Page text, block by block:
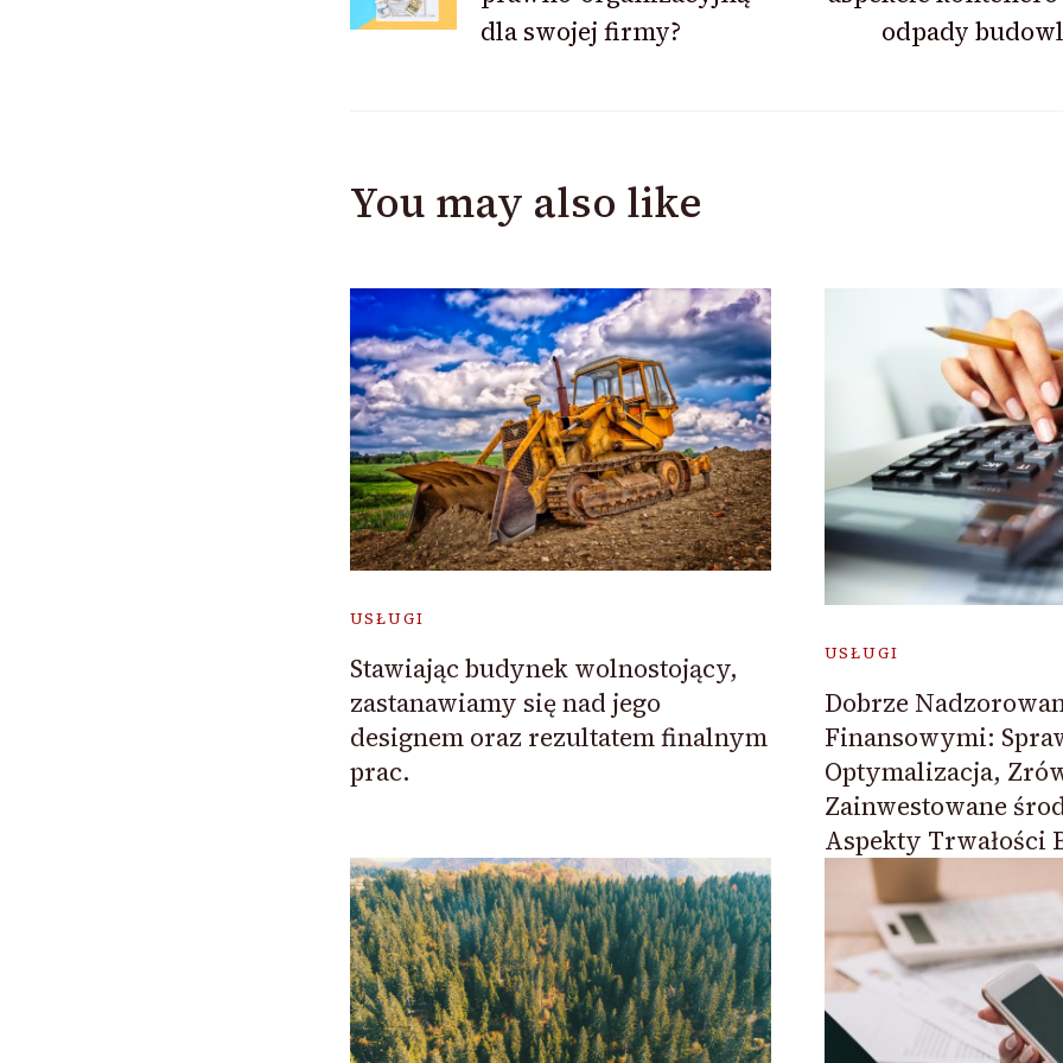
dla swojej firmy?
odpady
You may also like
USŁUGI
Stawiając budynek wolnostojący,
zastanawiamy się nad jego
designem oraz rezultatem finalnym
prac.
USŁUGI
Dobrze
Finansowymi:
Optymalizacja,
Zainwestowane
Aspekty Trwałości